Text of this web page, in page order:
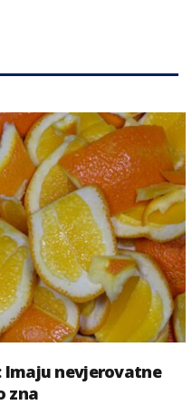
Imaju nevjerovatne
zna